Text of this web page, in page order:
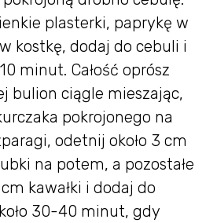
plasterki, paprykę w
kostkę, dodaj do cebuli i
minut. Całość oprósz
bulion ciągle mieszając,
pokrojonego na
odetnij około 3 cm
na potem, a pozostałe
kawałki i dodaj do
30-40 minut, gdy